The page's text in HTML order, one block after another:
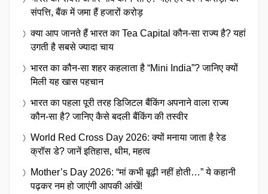
संपत्ति, बैंक में जमा हैं हजारों करोड़
क्या आप जानते हैं भारत का Tea Capital कौन-सा राज्य है? यहां
उगती है सबसे ज्यादा चाय
भारत का कौन-सा शहर कहलाता है “Mini India”? जानिए क्यों
मिली यह खास पहचान
भारत का पहला पूरी तरह डिजिटल बैंकिंग अपनाने वाला राज्य
कौन-सा है? जानिए कैसे बदली बैंकिंग की तस्वीर
World Red Cross Day 2026: क्यों मनाया जाता है रेड
क्रॉस डे? जानें इतिहास, थीम, महत्व
Mother’s Day 2026: “मां कभी बूढ़ी नहीं होती…” ये कहानी
पढ़कर नम हो जाएंगी आपकी आंखें!